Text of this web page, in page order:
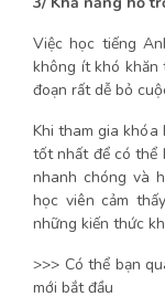
Việc học tiếng
không ít khó khăn
đoạn rất dễ bỏ
Khi tham gia khóa
tốt nhất để có thể
nhanh chóng và
học viên cảm
những kiến thức
>>> Có thể bạn
mới bắt đầu